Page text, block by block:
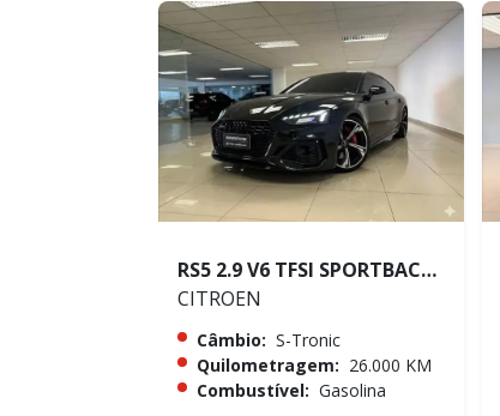
RS5 2.9 V6 TFSI SPORTBACK QUATTRO
CITROEN
Câmbio: S-Tronic
Quilometragem: 26.000 KM
Combustível: Gasolina